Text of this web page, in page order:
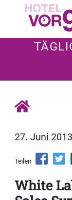
27. Juni
Teilen
White